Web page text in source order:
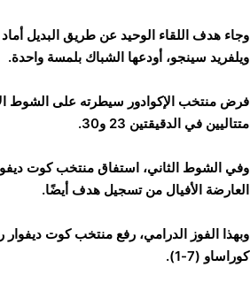
ويلفريد سينجو، أودعها الشباك بلمسة واحدة.
فرض منتخب الإكوادور سيطرته على الشوط
متتاليين في الدقيقتين 23 و30.
وفي الشوط الثاني، استفاق منتخب كوت
العارضة الأفيال من تسجيل هدف أيضًا.
كوراساو (7-1).